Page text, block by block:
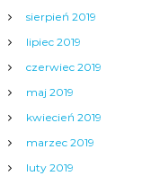
sierpień 2019
lipiec 2019
czerwiec 2019
maj 2019
kwiecień 2019
marzec 2019
luty 2019